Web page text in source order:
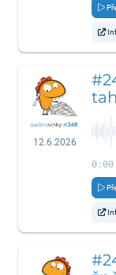
12.6.2026
0:00